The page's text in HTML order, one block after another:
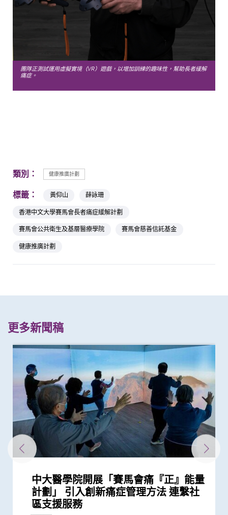
團隊正測試運用虛擬實境（VR）遊戲，以增加訓練的趣味性，幫助長者緩解
痛症。
類別： 健康推廣計劃
標籤： 黃仰山
薛詠珊
香港中文大學賽馬會長者痛症緩解計劃
賽馬會公共衛生及基層醫療學院
賽馬會慈善信託基金
健康推廣計劃
更多新聞稿
中大醫學院開展「賽馬會痛『正』能量
計劃」 引入創新痛症管理方法 連繫社
區支援服務
中大舉辦「健康校園論壇」推廣跨界別
身心健康計劃 及早加強學童抗逆力
健康推廣計劃
中大推出「賽馬會 We WATCH 優活健
康計劃」全港首次採用「生活方式醫
學」 助中年人預防慢性疾病
中大研究建議本港安老院舍應維持現有
防疫措施
研究
中大研究顯示社區接觸環境對新冠肺炎
傳播起關鍵作用 娛樂場所是傳播次數
最多的主要接觸環境
香港中文大學健康公平研究所成立 發
布本港住屋負擔能力對身心健康的影響
研究結果
中大醫學院公布「2019新型冠狀病毒社
區研究」結果
研究
「香港中文大學敬霆靜觀研究與培訓中
心」成立
研究
中大研究顯示「行為激活及靜觀結合療
法」有助降低重性抑鬱症風險
研究
中大首次舉辦「大腸癌關注月」
健康推廣計劃
中大匯聚逾200位區域專家 探討私人醫
療保險如何推動全民健康覆蓋
研討會
中大醫學院全球研究揭示頭頸癌發病風
險存在地域差異 本港整體發病率高於
全球平均水平 全球女性發病風險趨升
中大與香港消防處簽署備忘錄 合辦必
修學科 為公共衞生和體育運動人才賦
能
中大醫科2026/27學年推新課程模式CU
Medicine Plus 三層架構課程 裝備新
一代醫者多元能力 迎接醫療新世代
賽馬會 We WATCH 優活健康計劃 優活
健康國際會議 引領生活方式醫學 社區
推動健康老齡化
「賽馬會共建健康家庭計劃」開展第二
階段 加強支援本港多元族裔社群精神
健康
中大舉辦香港首個亞太區靜觀國際會議
全球逾300位專家共同探討靜觀及心理
健康介入的創新發展
逾140位來自八個國家及地區代表雲集
中大 探討私人醫療保險在亞太地區醫
療系統的策略角色
中大完成全球首個分析溫度對人體近
3,000種血漿蛋白影響的研究 發現超過
八成與「血壓上升」或「缺血性心臟...
中大醫學院研究發現 城市發展及生活
方式或會增加氣管癌發病風險 宜加強
健康教育
中大醫學院研究顯示口服抗病毒藥物
「帕克斯洛維德」可將免疫力弱患者的
新冠後死亡風險降低42% 並揭示其與...
中大與東南亞及英國學府共同研究 為
大型語言模型在公共衞生研究中的角色
帶來嶄新見解
中大研究顯示口服抗病毒藥物「帕克斯
洛維德」可降低新冠住院患者急症期後
死亡和出現後遺症的風險
中大與歐美合作夥伴共同領導國際研究
為自閉症患者男女失衡比例帶來嶄新見
解
中大成功研發精準計算模型 準確預測
病毒基因進化 助提升流感疫苗功效
研究
中大舉辦「健康校園論壇」推廣學童精
神健康 鼓勵參照世衛「健康促進學校
框架」 支援構建健康校園
中大分析文字報告發現新冠症狀會隨病
毒變異及疫苗接種情況改變 並證實人
工智能大型語言模型有助傳染病研究
200多位亞太區公共衞生界代表雲集中
大 探討疫後醫療系統和社區抗疫力
研討會
中大研究顯示香港人雖長壽但老年殘疾
問題嚴重 地區間存在顯著社會經濟不
平等狀況
中大證實「醫健通」健康管理功能有助
糖尿病自我管理
研究
新冠疫苗復必泰及科興引發之「T細胞
反應」可有效預防不同新冠病毒變異株
引起的嚴重疾病
中大研究顯示新冠風土化期間市民願意
繼續戴口罩及用酒精消毒液潔手 但接
種新冠疫苗加強劑意願偏低
中大發現間皮瘤的女性發病率上升 高
收入國家的發病率較高
研究
中大發現原發性腦癌的年輕男性發病率
上升 以高收入國家的升幅較為顯著
研究
中大醫學院開展「賽馬會共建健康家庭
計劃」 助少數族裔提升健康管理能力
捐款
中大港大研究發現新冠口服藥可降低住
院患者死亡風險近八成 並可顯著減低
門診患者入院率近九成
中大成功開發實時生物信息平台評估新
冠疫苗效用 針對變異病毒 準確度達
95%
中大發現霍奇金淋巴癌發病率以亞洲升
幅最為顯著 本港男士發病率上升幅度
全球之冠
港大及中大醫學院聯合研究發現已接種
疫苗人士 在感染新型冠狀病毒變異株
Omicron後能對不同的新冠病毒變異...
中大醫學院發現東亞地區肺癌發病率及
死亡率冠絕全球
研究
中大醫學院調查發現 僅4分之1未接種
新冠疫苗人士有意於未來半年接種 必
須盡快增加接種誘因
中大醫學院推算全港約有二萬名未被發
現新冠感染者 研究證實本港所有疫苗
接種者均產生中和抗體 呼籲透過接種...
中大研發電腦演算平台 創新通過基因
數據實時評估疫苗功效
研究
中大研究顯示空氣污染地區居住者 可
安全地透過定期運動預防罹患糖尿病
研究
中大醫學院調查發現政府在推動新冠疫
苗接種上扮演最重要角色
研究
中大成功研發「全自動視網膜圖像分
析」技術計算自閉症風險 可用於自閉
症篩查 及早為患者提供治療
中大醫學院研究顯示吸煙為全球膀胱癌
主因 聯同多國專家制訂「經尿道膀胱
腫瘤整塊切除術」的臨床指引
中大醫學院發現胰臟癌有全球上升及年
輕化趨勢 女性上升幅度較高
研究
中大賽馬會齊心防癌計劃公布首3,500
名市民篩查結果 顯示「一站式多樣癌
症篩查」有效
中大招募三千港人 偵查隱性新冠感染
拆解防疫關鍵
研究
響應世界高血壓日 中大推動「全民關
注血壓月」 呼籲大眾關注血壓
健康推廣計劃
香港中文大學 – 埃克塞特大學環境持續
與應變聯合研究中心 進行亞洲首個
「藍色空間對身心健康」研究 發現「...
中大研究揭示子宮頸癌疫苗接種計劃的
成功關鍵
研究
中大醫學院楊永強教授在莫慶堯訪問學
人講座談「善終治療」
研討會
中大進行亞洲首項家居清潔劑對兒童健
康影響的全面流行病學研究 發現經常
使用家居清潔劑可增加引發兒童鼻炎...
中大研究發現本地每5名口咽癌患者1人
感染HPV病毒 推公眾篩查以了解口腔感
染HPV情況
香港中文大學賽馬會老年學研究所開幕
研討會今舉行 探討如何共建長者友善
社區
香港中文大學全球衞生中心傑出講座系
列： Public Health England理念及應
對公共衞生危機經驗分享
香港中文大學全球衞生中心傑出講座系
列： 南非國家衞生部部長分享伊波拉
疫情對南非及非洲大陸的影響
中大成功研發全自動化視網膜圖像分析
系統 有助糖尿病患者預防中風
研究
中大「環保新思維」系列 中大建議香
港新空氣質素指標不應忽視粗顆粒污染
物
中大促請單車使用者佩戴頭盔及其他防
護措施 以減輕意外引致的腦創傷
研究
(只提供英文版本) Opening
Ceremony of International
Conference on Global Health and...
CCOU災害與人道救援研究所成立典禮
今日順利舉行
教育
中大「環保新思維」系列 研究發現本
港車輛排放二氧化氮比例有增加趨勢
或與政府推行柴油改善計劃有關